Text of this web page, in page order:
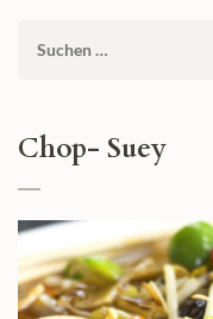
Suchen
Chop- Suey